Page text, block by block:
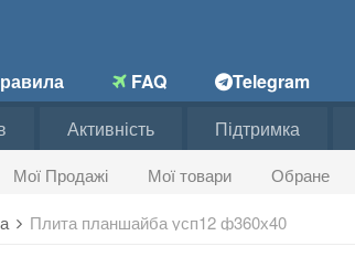
FAQ Telegram
Мої Продажі Мої товари Обране
Активність Підтримка
Плита планшайба усп12 ф360х40